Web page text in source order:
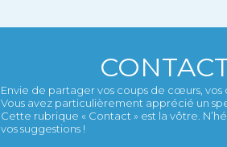
Envie de partager vos coups de cœurs, vos
Vous avez particulièrement apprécié un
Cette rubrique « Contact » est la vôtre.
vos suggestions !